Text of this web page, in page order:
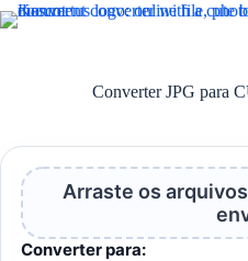
Pular
para
Converter JPG para
Arraste os
Converter para: